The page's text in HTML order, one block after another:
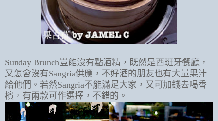
Sunday Brunch豈能沒有點酒精，既然是西班牙餐廳，
又怎會沒有Sangria供應，不好酒的朋友也有大量果汁
給他們。若然Sangria不能滿足大家，又可加錢去喝香
檳，有兩款可作選擇，不錯的。